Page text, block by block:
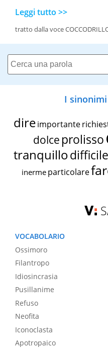
Leggi tutto >>
tratto dalla voce
I
dire importante
dolce prolisso
tranquillodifficile
inerme particolare
VOCABOLARIO
Ossimoro
Filantropo
Idiosincrasia
Pusillanime
Refuso
Neofita
Iconoclasta
Apotropaico